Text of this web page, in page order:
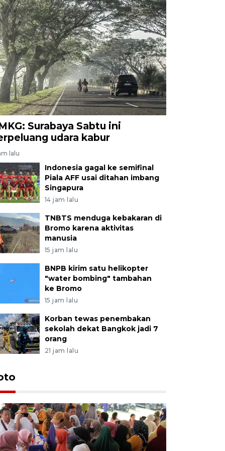
Surabaya Sabtu ini
udara kabur
lalu
Indonesia gagal ke semifinal
Piala AFF usai ditahan imbang
Singapura
14 jam lalu
TNBTS menduga kebakaran di
Bromo karena aktivitas
manusia
15 jam lalu
BNPB kirim satu helikopter
"water bombing" tambahan
ke Bromo
15 jam lalu
Korban tewas penembakan
sekolah dekat Bangkok jadi 7
orang
21 jam lalu